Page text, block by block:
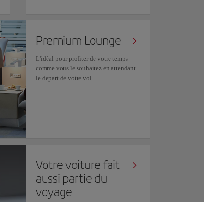
Premium Lounge
L'idéal pour profiter de votre temps
comme vous le souhaitez en attendant
le départ de votre vol.
Votre voiture fait
aussi partie du
voyage